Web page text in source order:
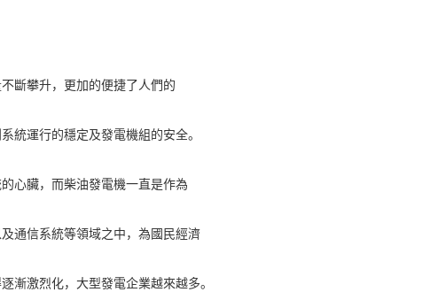
斷攀升，更加的便捷了人們的
統運行的穩定及發電機組的安全。
心臟，而柴油發電機一直是作為
通信系統等領域之中，為國民經濟
漸激烈化，大型發電企業越來越多。